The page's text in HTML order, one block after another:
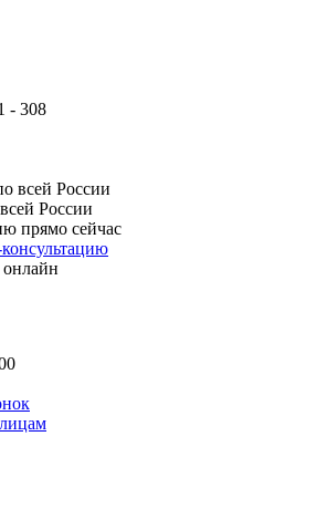
- 308
России
прямо сейчас